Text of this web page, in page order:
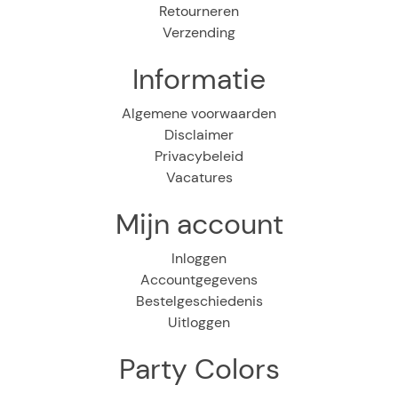
Retourneren
Verzending
Informatie
Algemene voorwaarden
Disclaimer
Privacybeleid
Vacatures
Mijn account
Inloggen
Accountgegevens
Bestelgeschiedenis
Uitloggen
Party Colors